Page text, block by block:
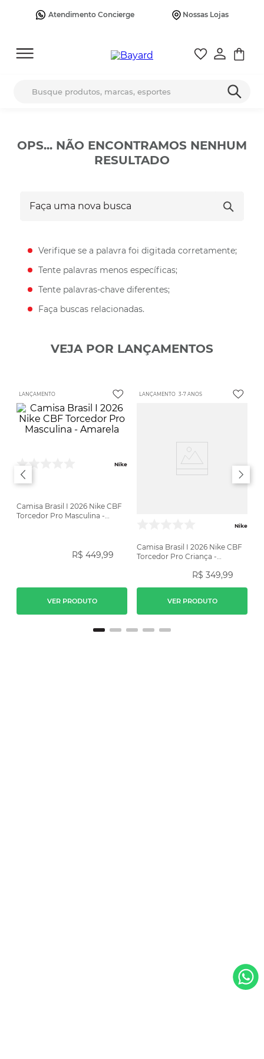
Atendimento Concierge Nossas Lojas
OPS... NÃO ENCONTRAMOS NENHUM
RESULTADO
Verifique se a palavra foi digitada corretamente;
Tente palavras menos específicas;
Tente palavras-chave diferentes;
Faça buscas relacionadas.
VEJA POR LANÇAMENTOS
LANÇAMENTO
Nike
Camisa Brasil I 2026 Nike CBF
Torcedor Pro Masculina -
R$ 449,99
VER PRODUTO
LANÇAMENTO 3-7 ANOS
Nike
Camisa Brasil I 2026 Nike CBF
Torcedor Pro Criança -
R$ 349,99
VER PRODUTO